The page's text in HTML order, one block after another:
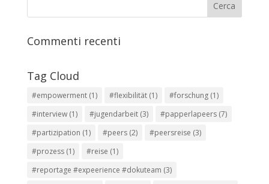
Commenti recenti
Tag Cloud
#empowerment(1) #flexibilität(1) #forschung(1)
#interview(1) #jugendarbeit(3) #papperlapeers(7)
#partizipation (1) #peers(2) #peersreise (3)
#prozess(1) #reise (1)
#reportage #expeerience #dokuteam (3)